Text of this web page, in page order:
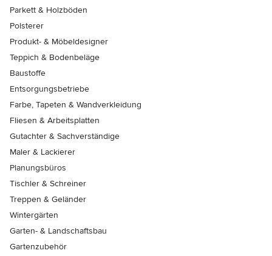
Parkett & Holzböden
Polsterer
Produkt- & Möbeldesigner
Teppich & Bodenbeläge
Baustoffe
Entsorgungsbetriebe
Farbe, Tapeten & Wandverkleidung
Fliesen & Arbeitsplatten
Gutachter & Sachverständige
Maler & Lackierer
Planungsbüros
Tischler & Schreiner
Treppen & Geländer
Wintergärten
Garten- & Landschaftsbau
Gartenzubehör